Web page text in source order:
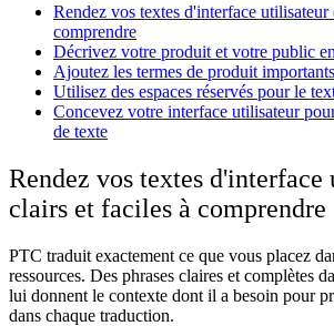
Rendez vos textes d'interface utilisateur
comprendre
Décrivez votre produit et votre public
Ajoutez les termes de produit
Utilisez des espaces réservés pour le
Concevez votre interface utilisateur
de texte
Rendez vos textes
clairs et faciles à comprendre
PTC traduit exactement ce que vous placez
ressources. Des phrases claires et complètes
lui donnent le contexte dont il a besoin pour
dans chaque traduction.